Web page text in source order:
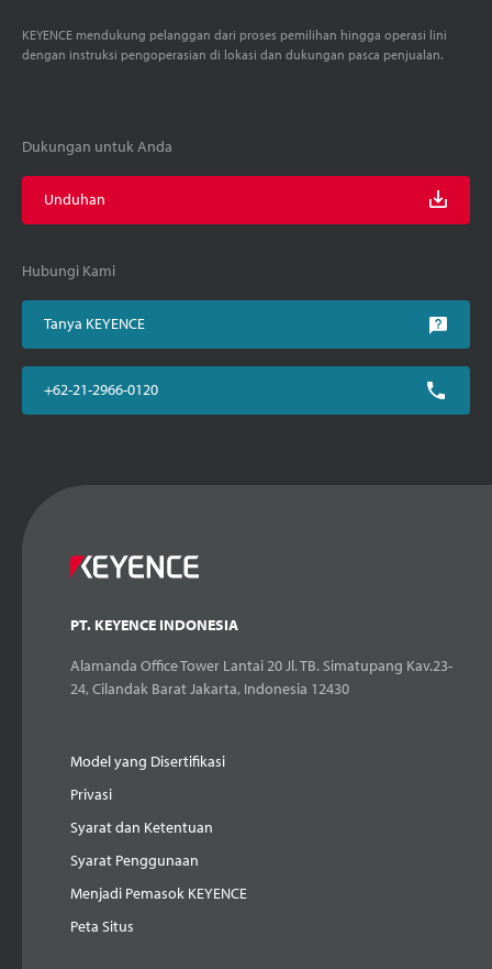
KEYENCE mendukung pelanggan dari proses pemilihan hingga operasi lini
dengan instruksi pengoperasian di lokasi dan dukungan pasca penjualan.
Dukungan untuk Anda
Unduhan
Hubungi Kami
Tanya KEYENCE
+62-21-2966-0120
PT. KEYENCE INDONESIA
Alamanda Office Tower Lantai 20 Jl. TB. Simatupang Kav.23-
24, Cilandak Barat Jakarta, Indonesia 12430
Model yang Disertifikasi
Privasi
Syarat dan Ketentuan
Syarat Penggunaan
Menjadi Pemasok KEYENCE
Peta Situs